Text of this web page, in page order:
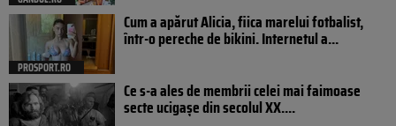
PROSPORT.RO
Cum a apărut Alicia, fiica marelui fotbalist,
într-o pereche de bikini. Internetul a...
Ce s-a ales de membrii celei mai faimoase
secte ucigașe din secolul XX....